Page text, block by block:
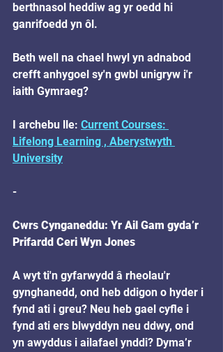
berthnasol heddiw ag yr oedd hi
ganrifoedd yn ôl.
Beth well na chael hwyl yn adnabod
crefft anhygoel sy'n gwbl unigryw i'r
iaith Gymraeg?
I archebu lle: Current Courses:
Lifelong Learning , Aberystwyth
University
-
Cwrs Cynganeddu: Yr Ail Gam gyda’r
Prifardd Ceri Wyn Jones
A wyt ti'n gyfarwydd â rheolau'r
gynghanedd, ond heb ddigon o hyder i
fynd ati i greu? Neu heb gael cyfle i
fynd ati ers blwyddyn neu ddwy, ond
yn awyddus i ailafael ynddi? Dyma’r